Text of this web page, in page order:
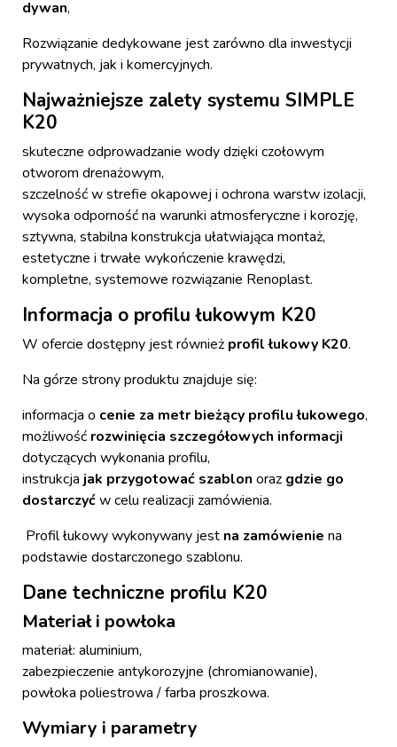
dywan,
Rozwiązanie dedykowane jest zarówno dla inwestycji
prywatnych, jak i komercyjnych.
Najważniejsze zalety systemu SIMPLE
K20
skuteczne odprowadzanie wody dzięki czołowym
otworom drenażowym,
szczelność w strefie okapowej i ochrona warstw izolacji,
wysoka odporność na warunki atmosferyczne i korozję,
sztywna, stabilna konstrukcja ułatwiająca montaż,
estetyczne i trwałe wykończenie krawędzi,
kompletne, systemowe rozwiązanie Renoplast.
Informacja o profilu łukowym K20
W ofercie dostępny jest również profil łukowy K20.
Na górze strony produktu znajduje się:
informacja o cenie za metr bieżący profilu łukowego,
możliwość rozwinięcia szczegółowych informacji
dotyczących wykonania profilu,
instrukcjajak przygotować szablon oraz gdzie go
dostarczyćw celu realizacji zamówienia.
Profil łukowy wykonywany jest na zamówienie na
podstawie dostarczonego szablonu.
Dane techniczne profilu K20
Materiał i powłoka
materiał: aluminium,
zabezpieczenie antykorozyjne (chromianowanie),
powłoka poliestrowa / farba proszkowa.
Wymiary i parametry